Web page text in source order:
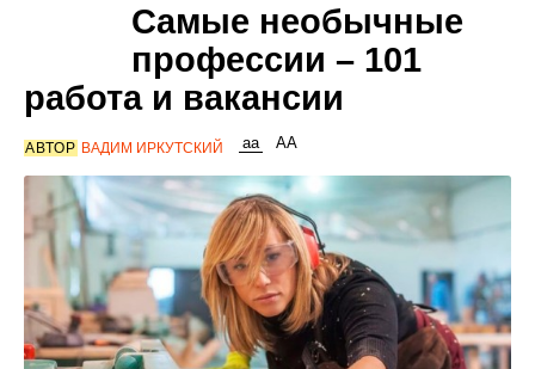
Самые необычные
профессии – 101
работа и вакансии
АВТОР ВАДИМ ИРКУТСКИЙ